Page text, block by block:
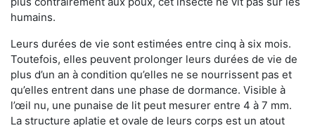
humains.
Leurs durées de vie sont estimées entre cinq à six mois.
Toutefois, elles peuvent prolonger leurs durées de vie de
plus d’un an à condition qu’elles ne se nourrissent pas et
qu’elles entrent dans une phase de dormance. Visible à
l’œil nu, une punaise de lit peut mesurer entre 4 à 7 mm.
La structure aplatie et ovale de leurs corps est un atout